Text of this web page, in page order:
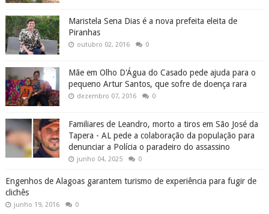
Maristela Sena Dias é a nova prefeita eleita de
Piranhas
outubro 02, 2016 0
Mãe em Olho D'Água do Casado pede ajuda para o
pequeno Artur Santos, que sofre de doença rara
dezembro 07, 2016 0
Familiares de Leandro, morto a tiros em São José da
Tapera - AL pede a colaboração da população para
denunciar a Polícia o paradeiro do assassino
junho 04, 2025 0
Engenhos de Alagoas garantem turismo de experiência para fugir de
clichês
junho 19, 2016 0